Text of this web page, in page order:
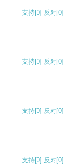
支持[0] 反对[0]
支持[0] 反对[0]
支持[0] 反对[0]
支持[0] 反对[0]